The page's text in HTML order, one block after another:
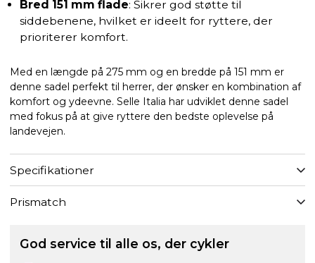
Bred 151 mm flade: Sikrer god støtte til
siddebenene, hvilket er ideelt for ryttere, der
prioriterer komfort.
Med en længde på 275 mm og en bredde på 151 mm er
denne sadel perfekt til herrer, der ønsker en kombination af
komfort og ydeevne. Selle Italia har udviklet denne sadel
med fokus på at give ryttere den bedste oplevelse på
landevejen.
Specifikationer
Prismatch
God service til alle os, der cykler